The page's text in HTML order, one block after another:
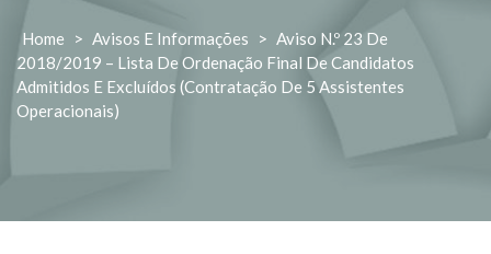
Home > Avisos E Informações > Aviso N.º 23 De
2018/2019 – Lista De Ordenação Final De Candidatos
Admitidos E Excluídos (contratação De 5 Assistentes
Operacionais)